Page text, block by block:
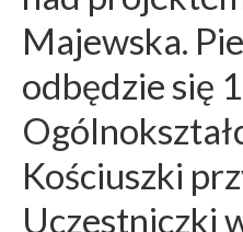
Majewska.
odbędzie się
Kościuszki
Uczestniczki